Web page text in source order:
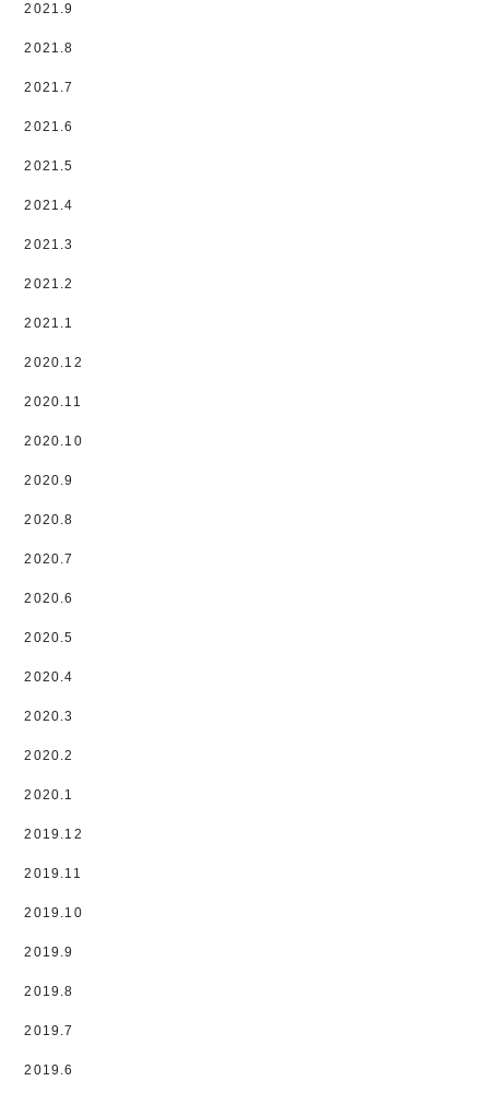
2021.9
2021.8
2021.7
2021.6
2021.5
2021.4
2021.3
2021.2
2021.1
2020.12
2020.11
2020.10
2020.9
2020.8
2020.7
2020.6
2020.5
2020.4
2020.3
2020.2
2020.1
2019.12
2019.11
2019.10
2019.9
2019.8
2019.7
2019.6